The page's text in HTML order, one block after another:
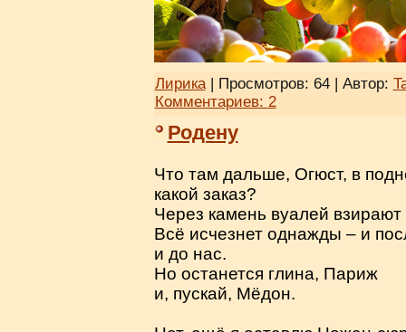
Лирика| Просмотров: 64 | Автор:
Комментариев: 2
Родену
Что там дальше, Огюст, в
какой заказ?
Через камень вуалей
Всё исчезнет однажды – и
и до нас.
Но останется глина, Париж
и, пускай, Мёдон.